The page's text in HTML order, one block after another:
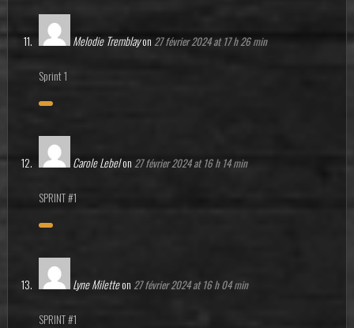
Melodie Tremblayon 27 février 2024 at 17 h 26 min
Sprint 1
Carole Lebelon 27 février 2024 at 16 h 14 min
SPRINT #1
Lyne Miletteon 27 février 2024 at 16 h 04 min
SPRINT #1